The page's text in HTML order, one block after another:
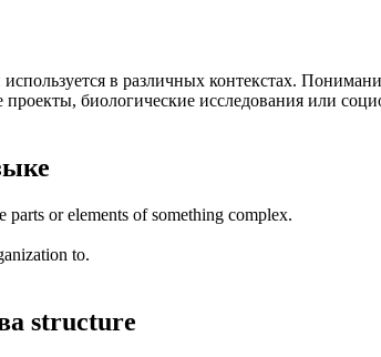
в различных контекстах.
биологические исследования или
parts or elements of something complex.
to.
structure